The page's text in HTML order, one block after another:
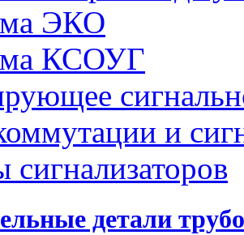
ЭКО
КСОУГ
и
детали